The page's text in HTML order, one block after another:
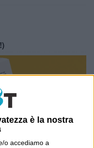
è la nostra
o accediamo a